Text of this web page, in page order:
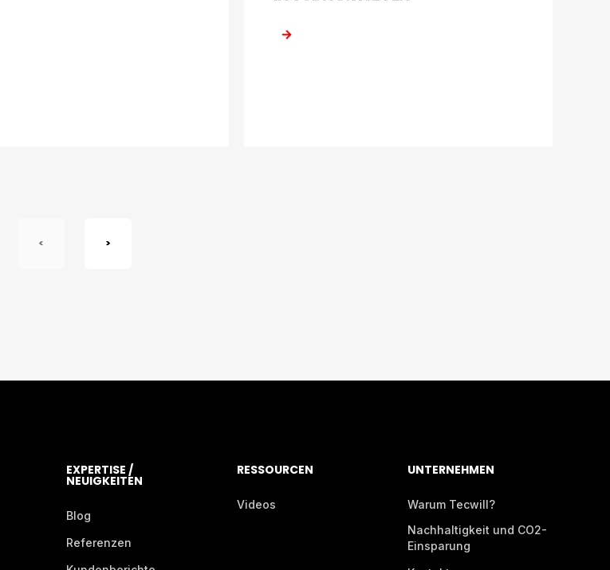
< >
EXPERTISE /
NEUIGKEITEN
Blog
Referenzen
RESSOURCEN
Videos
UNTERNEHMEN
Warum Tecwill?
Nachhaltigkeit und CO2-
Einsparung